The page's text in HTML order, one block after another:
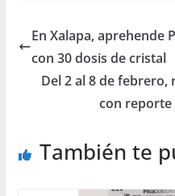
En Xalapa, aprehende
con 30 dosis de cristal
Del 2 al 8 de febrero,
con reporte
También te